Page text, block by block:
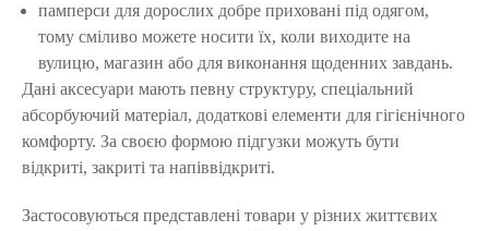
памперси для дорослих добре приховані під одягом,
тому сміливо можете носити їх, коли виходите на
вулицю, магазин або для виконання щоденних завдань.
Дані аксесуари мають певну структуру, спеціальний
абсорбуючий матеріал, додаткові елементи для гігієнічного
комфорту. За своєю формою підгузки можуть бути
відкриті, закриті та напіввідкриті.
Застосовуються представлені товари у різних життєвих